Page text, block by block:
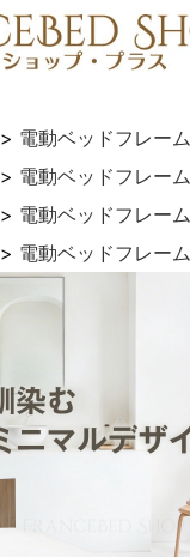
> 電動ベッドフレーム
> 電動ベッドフレーム
> 電動ベッドフレーム
> 電動ベッドフレーム